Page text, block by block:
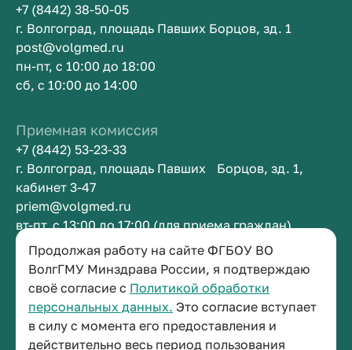
Продолжая работу на сайте ФГБОУ ВО
ВолгГМУ Минздрава России, я подтверждаю
своё согласие с Политикой обработки
персональных данных. Это согласие вступает
в силу с момента его предоставления и
действительно весь период пользования
+7 (8442) 38-50-05
г. Волгоград, площадь Павших Борцов, зд. 1
post@volgmed.ru
пн-пт, с 10:00 до 18:00
сб, с 10:00 до 14:00
Приемная комиссия
+7 (8442) 53-23-33
г. Волгоград, площадь Павших Борцов, зд. 1,
кабинет 3-47
priem@volgmed.ru
вт-пт, с 13:00 до 17:00 (для приема граждан)
Приемная ректора
+7 (8442) 38-50-05
г. Волгоград, площадь Павших Борцов, зд. 1,
кабинет 3-11
post@volgmed.ru